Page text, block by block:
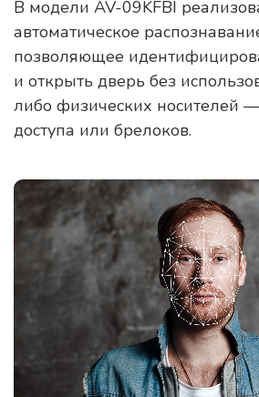
В модели AV-09KFBI
автоматическое
позволяющее
и открыть дверь без
либо физических носителей
доступа или брелоков.